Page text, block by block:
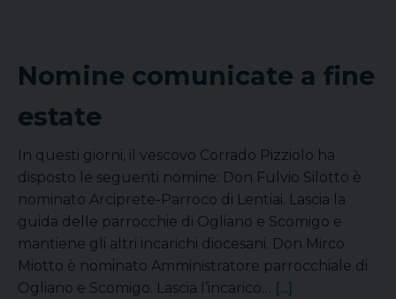
Nomine comunicate a fine
estate
In questi giorni, il vescovo Corrado Pizziolo ha
disposto le seguenti nomine: Don Fulvio Silotto è
nominato Arciprete-Parroco di Lentiai. Lascia la
guida delle parrocchie di Ogliano e Scomigo e
mantiene gli altri incarichi diocesani. Don Mirco
Miotto è nominato Amministratore parrocchiale di
Ogliano e Scomigo. Lascia l’incarico… [...]